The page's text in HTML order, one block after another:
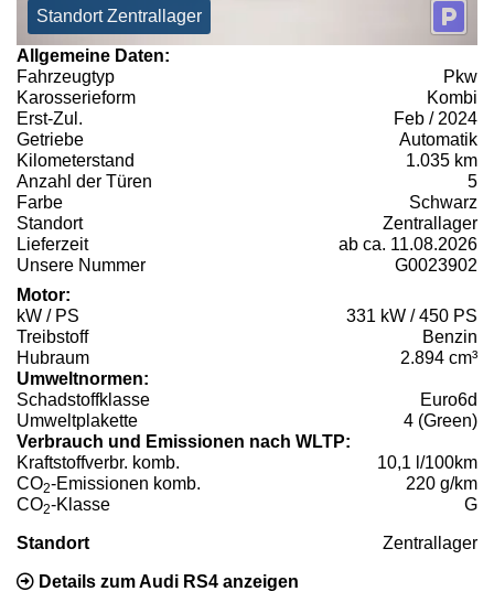
Standort Zentrallager
Allgemeine Daten:
Fahrzeugtyp
Pkw
Karosserieform
Kombi
Erst-Zul.
Feb / 2024
Getriebe
Automatik
Kilometerstand
1.035 km
Anzahl der Türen
5
Farbe
Schwarz
Standort
Zentrallager
Lieferzeit
ab ca. 11.08.2026
Unsere Nummer
G0023902
Motor:
kW / PS
331 kW / 450 PS
Treibstoff
Benzin
Hubraum
2.894 cm³
Umweltnormen:
Schadstoffklasse
Euro6d
Umweltplakette
4 (Green)
Verbrauch und Emissionen nach WLTP:
Kraftstoffverbr. komb.
10,1 l/100km
CO2-Emissionen komb.
220 g/km
CO2-Klasse G
Standort Zentrallager
Details zum Audi RS4 anzeigen